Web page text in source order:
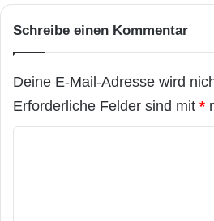
Schreibe einen Kommentar
Deine E-Mail-Adresse wird
Erforderliche Felder sind mit *